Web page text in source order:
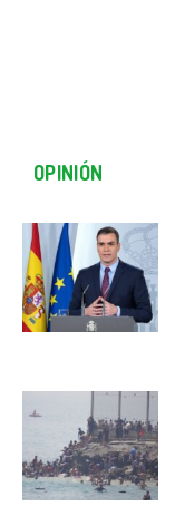
OPINIÓN